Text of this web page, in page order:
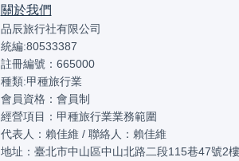
關於我們
品辰旅行社有限公司
統編:80533387
註冊編號：665000
種類:甲種旅行業
會員資格：會員制
經營項目：甲種旅行業業務範圍
代表人：賴佳維 / 聯絡人：賴佳維
地址：臺北市中山區中山北路二段115巷47號2樓